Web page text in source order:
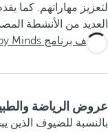
لتعزيز مهاراتهم. كما
العديد من الأنشطة
اكتشف برنامج Happy Minds
عروض الرياضة
بالنسبة للضيوف الذين